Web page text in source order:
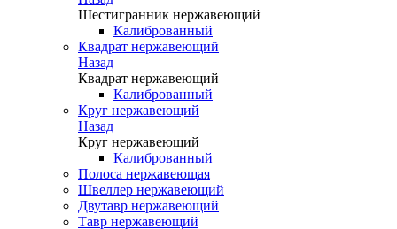
Шестигранник нержавеющий
Калиброванный
Квадрат нержавеющий
Назад
Квадрат нержавеющий
Калиброванный
Круг нержавеющий
Назад
Круг нержавеющий
Калиброванный
Полоса нержавеющая
Швеллер нержавеющий
Двутавр нержавеющий
Тавр нержавеющий